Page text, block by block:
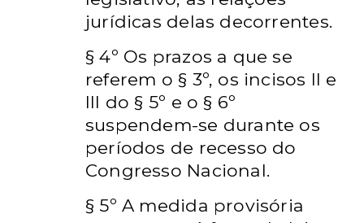
jurídicas delas decorrentes.
§ 4º Os prazos a que se
referem o § 3º, os incisos II e
III do § 5º e o § 6º
suspendem-se durante os
períodos de recesso do
Congresso Nacional.
§ 5º A medida provisória